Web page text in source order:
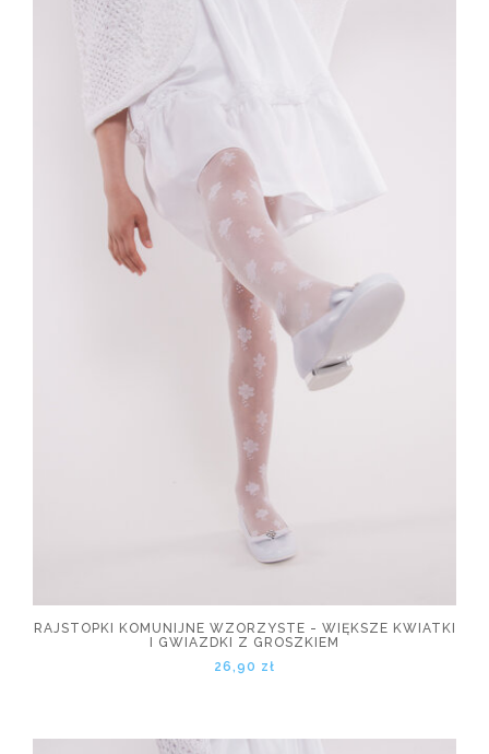
RAJSTOPKI KOMUNIJNE WZORZYSTE - WIĘKSZE KWIATKI
I GWIAZDKI Z GROSZKIEM
26,90 zł